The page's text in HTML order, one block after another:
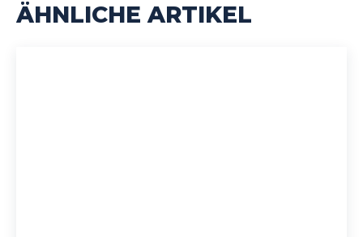
ÄHNLICHE ARTIKEL